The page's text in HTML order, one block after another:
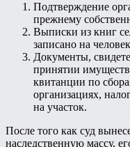
Подтверждение
прежнему
Выписки из книг
записано на
Документы,
принятии
квитанции по
организациях,
на участок.
После того как суд
наследственную массу,